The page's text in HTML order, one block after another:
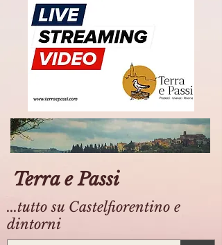
Terra e Passi
...tutto su Castelfiorentino e
dintorni